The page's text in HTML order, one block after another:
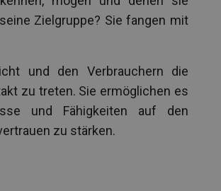
Zielgruppe? Sie fangen mit
und den Verbrauchern die
zu treten. Sie ermöglichen es
und Fähigkeiten auf den
zu stärken.